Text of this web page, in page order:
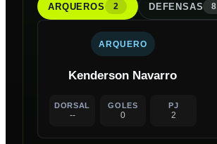
ARQUEROS 2 DEFENSAS 8
ARQUERO
Kenderson Navarro
DORSAL
--
GOLES
0
PJ
2